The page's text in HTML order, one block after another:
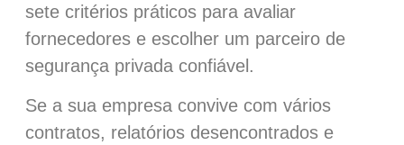
sete critérios práticos para avaliar
fornecedores e escolher um parceiro de
segurança privada confiável.
Se a sua empresa convive com vários
contratos, relatórios desencontrados e